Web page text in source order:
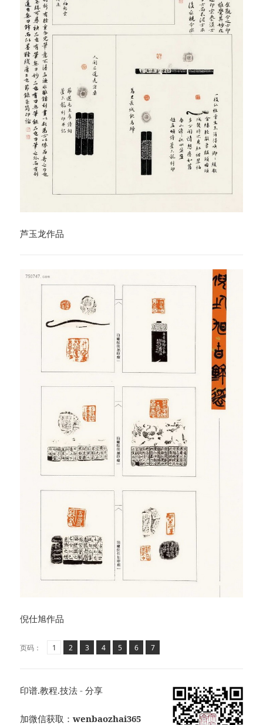
芦玉龙作品
倪仕旭作品
页码： 页1 ,
页
2 ,
页
3 ,
页
4 ,
页
5 ,
页
6 ,
页
7
印谱.教程.技法 - 分享
加微信获取：wenbaozhai365